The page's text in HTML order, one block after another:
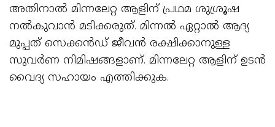
അതിനാൽ മിന്നലേറ്റ ആളിന്‌ പ്രഥമ ശുശ്രൂഷ
നൽകുവാൻ മടിക്കരുത്‌. മിന്നൽ ഏറ്റാൽ ആദ്യ
മുപ്പത്‌ സെക്കൻഡ് ജീവൻ രക്ഷിക്കാനുള്ള
സുവർണ നിമിഷങ്ങളാണ്. മിന്നലേറ്റ ആളിന് ഉടൻ
വൈദ്യ സഹായം എത്തിക്കുക.